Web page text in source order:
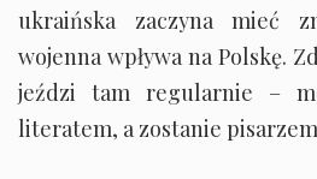
ukraińska zaczyna mieć
wojenna wpływa na Polskę.
jeździ tam regularnie –
literatem, a zostanie